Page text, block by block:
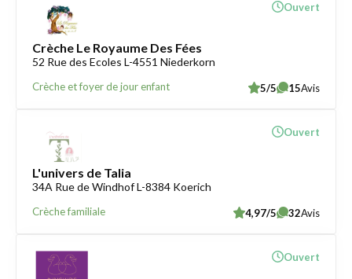
Crèche Le Royaume Des Fées
52 Rue des Ecoles L-4551 Niederkorn
Crèche et foyer de jour enfant
Ouvert
5/5 15Avis
L'univers de Talia
34A Rue de Windhof L-8384 Koerich
Crèche familiale
Ouvert
4,97/5 32Avis
Ouvert